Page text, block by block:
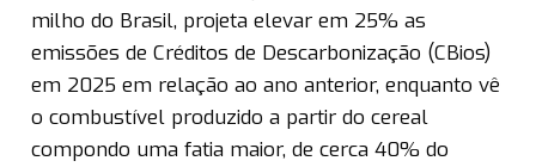
milho do Brasil, projeta elevar em 25% as
emissões de Créditos de Descarbonização (CBios)
em 2025 em relação ao ano anterior, enquanto vê
o combustível produzido a partir do cereal
compondo uma fatia maior, de cerca 40% do